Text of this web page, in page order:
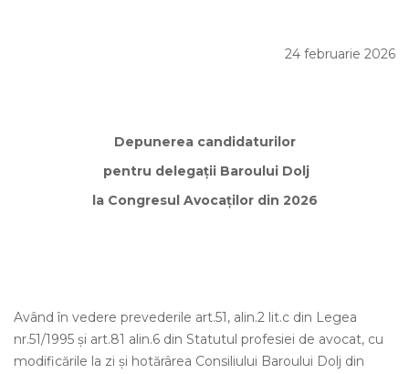
24 februarie 2026
Depunerea candidaturilor
pentru delegaţii Baroului Dolj
la Congresul Avocaţilor din 2026
Având în vedere prevederile art.51, alin.2 lit.c din Legea
nr.51/1995 și art.81 alin.6 din Statutul profesiei de avocat, cu
modificările la zi şi hotărârea Consiliului Baroului Dolj din